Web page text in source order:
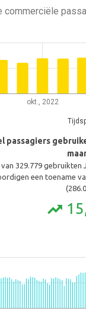
commerciële
okt., 2022
passagiers
329.779 gebruikten
een toename
trending_up